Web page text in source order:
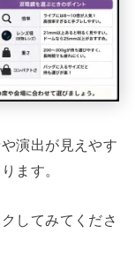
演出が見えやす
ます。
してみてくださ